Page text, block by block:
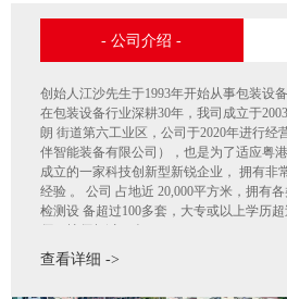
- 公司介绍 -
创始人江沙先生于1993年开始从事包装设
在包装设备行业深耕30年，我司成立于
朗 街道第六工业区，公司于2020年进行经
伴智能装备有限公司），也是为了适应粤
成立的一家科技创新型新锐企业， 拥有非
经验 。 公司 占地近 20,000平方米，拥有
检测设 备超过100多套，大专或以上学历
师，技师超过50人。
公司位于粤港澳大湾区中心位置，集合一
产品销售往全国乃至全世界，国内在广州
查看详细 ->